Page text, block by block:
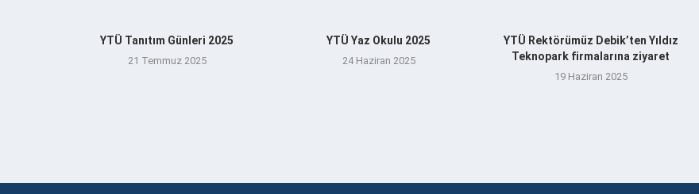
YTÜ Tanıtım Günleri 2025
21 Temmuz 2025
YTÜ Yaz Okulu 2025
24 Haziran 2025
YTÜ Rektörümüz Debik’ten Yıldız
Teknopark firmalarına ziyaret
19 Haziran 2025